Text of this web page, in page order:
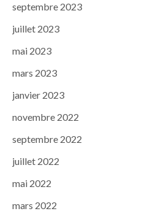
septembre 2023
juillet 2023
mai 2023
mars 2023
janvier 2023
novembre 2022
septembre 2022
juillet 2022
mai 2022
mars 2022